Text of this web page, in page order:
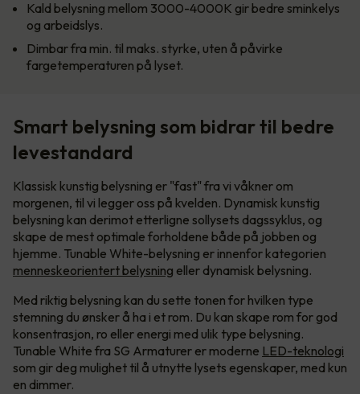
Kald belysning mellom 3000-4000K gir bedre sminkelys
og arbeidslys.
Dimbar fra min. til maks. styrke, uten å påvirke
fargetemperaturen på lyset.
Smart belysning som bidrar til bedre
levestandard
Klassisk kunstig belysning er "fast" fra vi våkner om
morgenen, til vi legger oss på kvelden. Dynamisk kunstig
belysning kan derimot etterligne sollysets dagssyklus, og
skape de mest optimale forholdene både på jobben og
hjemme. Tunable White-belysning er innenfor kategorien
menneskeorientert belysning eller dynamisk belysning.
Med riktig belysning kan du sette tonen for hvilken type
stemning du ønsker å ha i et rom. Du kan skape rom for god
konsentrasjon, ro eller energi med ulik type belysning.
Tunable White fra SG Armaturer er moderne LED-teknologi
som gir deg mulighet til å utnytte lysets egenskaper, med kun
en dimmer.